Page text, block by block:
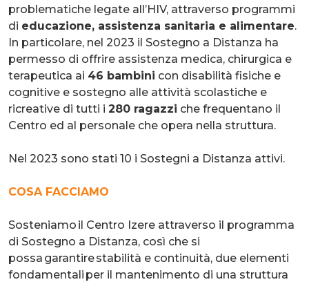
problematiche legate all’HIV, attraverso programmi
di educazione, assistenza sanitaria e alimentare.
In particolare, nel 2023 il Sostegno a Distanza ha
permesso di offrire assistenza medica, chirurgica e
terapeutica ai 46 bambini con disabilità fisiche e
cognitive e sostegno alle attività scolastiche e
ricreative di tutti i 280 ragazzi che frequentano il
Centro ed al personale che opera nella struttura.
Nel 2023 sono stati 10 i Sostegni a Distanza attivi.
COSA FACCIAMO
Sosteniamo il Centro Izere attraverso il programma
di Sostegno a Distanza, così che si
possa garantire stabilità e continuità, due elementi
fondamentali per il mantenimento di una struttura